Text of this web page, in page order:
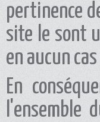
pertinence
site le sont
en aucun
En
l'ensemble